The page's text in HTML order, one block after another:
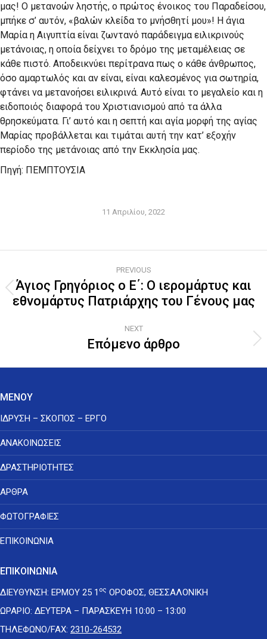
μας! Ο μετανοών ληστής, ο πρώτος ένοικος του Παραδείσου,
μπήκε σ’ αυτόν, «βαλών κλείδα το μνήσθητί μου»! Η άγια
Μαρία η Αιγυπτία είναι ζωντανό παράδειγμα ειλικρινούς
μετάνοιας, η οποία δείχνει το δρόμο της μεταμέλειας σε
κάθε πιστό. Αποδεικνύει περίτρανα πως ο κάθε άνθρωπος,
όσο αμαρτωλός και αν είναι, είναι καλεσμένος για σωτηρία,
φτάνει να μετανοήσει ειλικρινά. Αυτό είναι το μεγαλείο και η
ειδοποιός διαφορά του Χριστιανισμού από τα άλλα
θρησκεύματα. Γι’ αυτό και η σεπτή και αγία μορφή της αγίας
Μαρίας προβάλλεται και τιμάται αυτή την κατ’ εξοχήν
περίοδο της μετάνοιας από την Εκκλησία μας.
Πηγή: ΠΕΜΠΤΟΥΣΙΑ
11 Απριλίου, 2022
navigation
PREVIOUS
Previous
post:
Άγιος Γρηγόριος ο Ε΄: Ο ιερομάρτυς και
εθνομάρτυς Πατριάρχης του Γένους μας
NEXT
Next
Επόμενο άρθρο
ΜΕΝΟΥ
ΙΔΡΥΣΗ – ΣΚΟΠΟΣ – ΕΡΓΟ
ΑΝΑΚΟΙΝΩΣΕΙΣ
ΔΡΑΣΤΗΡΙΟΤΗΤΕΣ
ΑΡΘΡΑ
ΦΩΤΟΓΡΑΦΙΕΣ
ΕΠΙΚΟΙΝΩΝΙΑ
ΕΠΙΚΟΙΝΩΝΙΑ
ΔΙΕΥΘΥΝΣΗ: ΕΡΜΟΥ 25 1 ος ΟΡΟΦΟΣ, ΘΕΣΣΑΛΟΝΙΚΗ
ΩΡΑΡΙΟ: ΔΕΥΤΕΡΑ – ΠΑΡΑΣΚΕΥΗ 10:00 – 13:00
ΤΗΛΕΦΩΝΟ/FAX: 2310-264532